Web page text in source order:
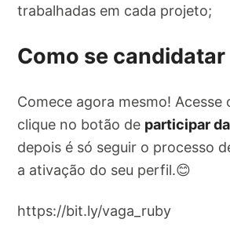
trabalhadas em cada projeto;
Como se candidatar
Comece agora mesmo!
clique no botão de participar
depois é só seguir o processo
a ativação do seu perfil.😊
https://bit.ly/vaga_ruby